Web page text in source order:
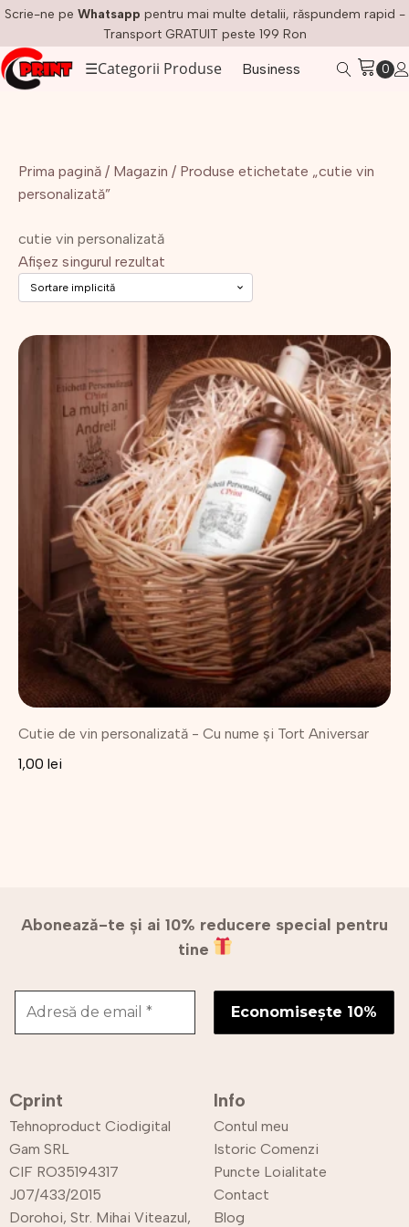
Scrie-ne pe Whatsapp pentru mai multe detalii, răspundem rapid -
Transport GRATUIT peste 199 Ron
☰Categorii Produse Business
Prima pagină / Magazin / Produse etichetate „cutie vin
personalizată”
cutie vin personalizată
Afișez singurul rezultat
Cutie de vin personalizată - Cu nume și Tort Aniversar
1,00 lei
Abonează-te și ai 10% reducere special pentru
tine
Cprint
Tehnoproduct Ciodigital
Gam SRL
CIF RO35194317
J07/433/2015
Dorohoi, Str. Mihai Viteazul,
Info
Contul meu
Istoric Comenzi
Puncte Loialitate
Contact
Blog